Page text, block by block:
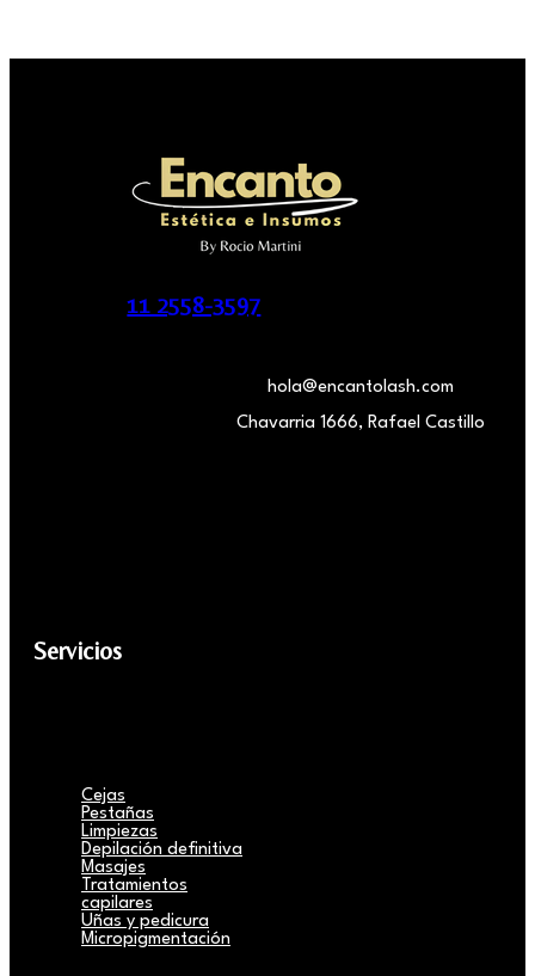
11 2558-3597
hola@encantolash.com
Chavarria 1666, Rafael Castillo
Servicios
Cejas
Pestañas
Limpiezas
Depilación definitiva
Masajes
Tratamientos
capilares
Uñas y pedicura
Micropigmentación